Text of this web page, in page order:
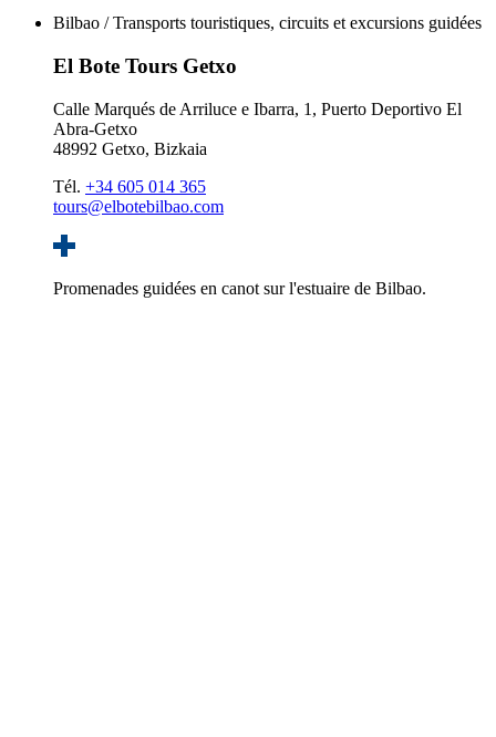
Bilbao / Transports touristiques, circuits et excursions guidées
El Bote Tours Getxo
Calle Marqués de Arriluce e Ibarra, 1, Puerto Deportivo El
Abra-Getxo
48992 Getxo, Bizkaia
Tél. +34 605 014 365
tours@elbotebilbao.com
Promenades guidées en canot sur l'estuaire de Bilbao.